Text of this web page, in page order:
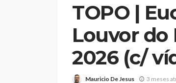
TOPO |
Louvor do
2026 (c/
Mauricio De Jesus 3 meses